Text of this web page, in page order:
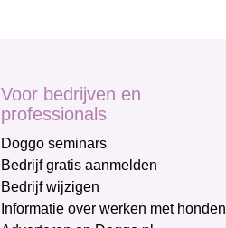
Voor bedrijven en
professionals
Doggo seminars
Bedrijf gratis aanmelden
Bedrijf wijzigen
Informatie over werken met honden